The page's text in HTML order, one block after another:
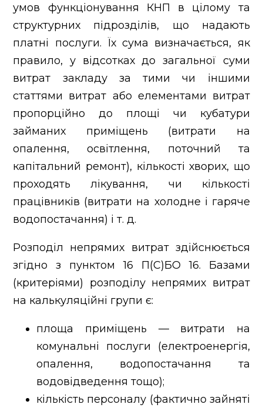
умов функціонування КНП в цілому та
структурних підрозділів, що надають
платні послуги. Їх сума визначається, як
правило, у відсотках до загальної суми
витрат закладу за тими чи іншими
статтями витрат або елементами витрат
пропорційно до площі чи кубатури
займаних приміщень (витрати на
опалення, освітлення, поточний та
капітальний ремонт), кількості хворих, що
проходять лікування, чи кількості
працівників (витрати на холодне і гаряче
водопостачання) і т. д.
Розподіл непрямих витрат здійснюється
згідно з пунктом 16 П(С)БО 16. Базами
(критеріями) розподілу непрямих витрат
на калькуляційні групи є:
площа приміщень — витрати на
комунальні послуги (електроенергія,
опалення, водопостачання та
водовідведення тощо);
кількість персоналу (фактично зайняті